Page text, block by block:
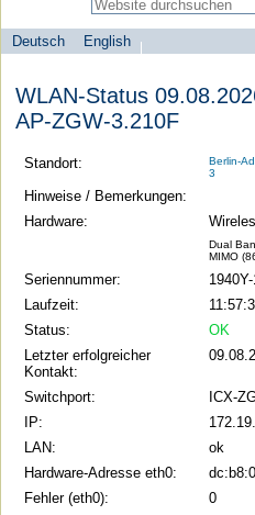
Sprachauswahl
Deutsch
English
search-menu
Universität
zu
Berlin
Computer-
WLAN-Status
AP-ZGW-3.210F
Standort: Berlin-
3
Hinweise / Bemerkungen:
Hardware:
Dual
MIMO
Seriennummer:
Laufzeit:
Status:
OK
Letzter erfolgreicher
Kontakt:
Switchport:
ICX-
IP:
LAN:
ok
Hardware-Adresse eth0:
Fehler (eth0):
0